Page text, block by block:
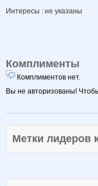
Интересы : не указаны
Комплименты
Комплиментов нет.
Вы не авторизованы!
Метки